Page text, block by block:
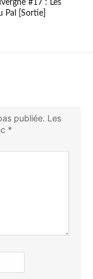
#17 : Les
Pal [Sortie]
publiée. Les
*